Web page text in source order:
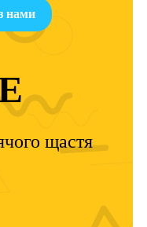
нами
щастя